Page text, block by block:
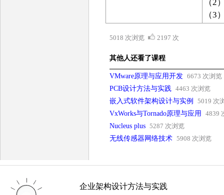
（2
（3
5018 次浏览 2197 次
其他人还看了课程
VMware原理与应用开发 6673 次浏览
PCB设计方法与实践 4463 次浏览
嵌入式软件架构设计与实例
5019 次
VxWorks与Tornado原理与应用
4839
Nucleus plus 5287 次浏览
无线传感器网络技术 5908 次浏览